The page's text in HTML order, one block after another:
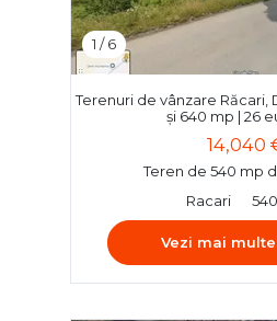
1 /6
Terenuri de vânzare Răcari,
și 640 mp | 26
14,040
Teren de 540 mp
Racari
Vezi mai